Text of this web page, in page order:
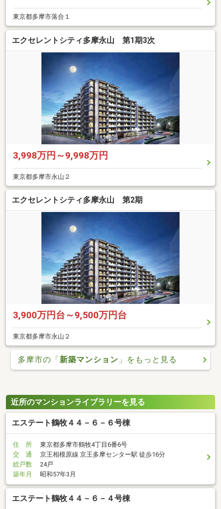
東京都多摩市落合１
エクセレントシティ多摩永山 第1期3次
3,998万円～9,998万円
東京都多摩市永山２
エクセレントシティ多摩永山 第2期
3,900万円台～9,500万円台
東京都多摩市永山２
多摩市の「新築マンション 」をもっと見る
近所のマンションライブラリーを見る
エステート鶴牧４４－６－６号棟
住 所
東京都多摩市鶴牧4丁目6番6号
交 通
京王相模原線 京王多摩センター駅 徒歩16分
総戸数
24戸
築年月
昭和57年3月
エステート鶴牧４４－６－４号棟